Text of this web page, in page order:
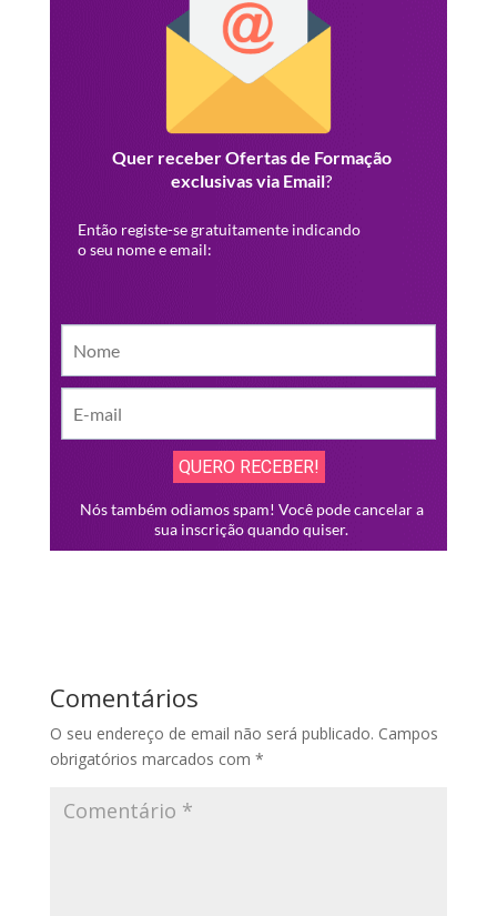
Comentários
O seu endereço de email não será publicado. Campos
obrigatórios marcados com *